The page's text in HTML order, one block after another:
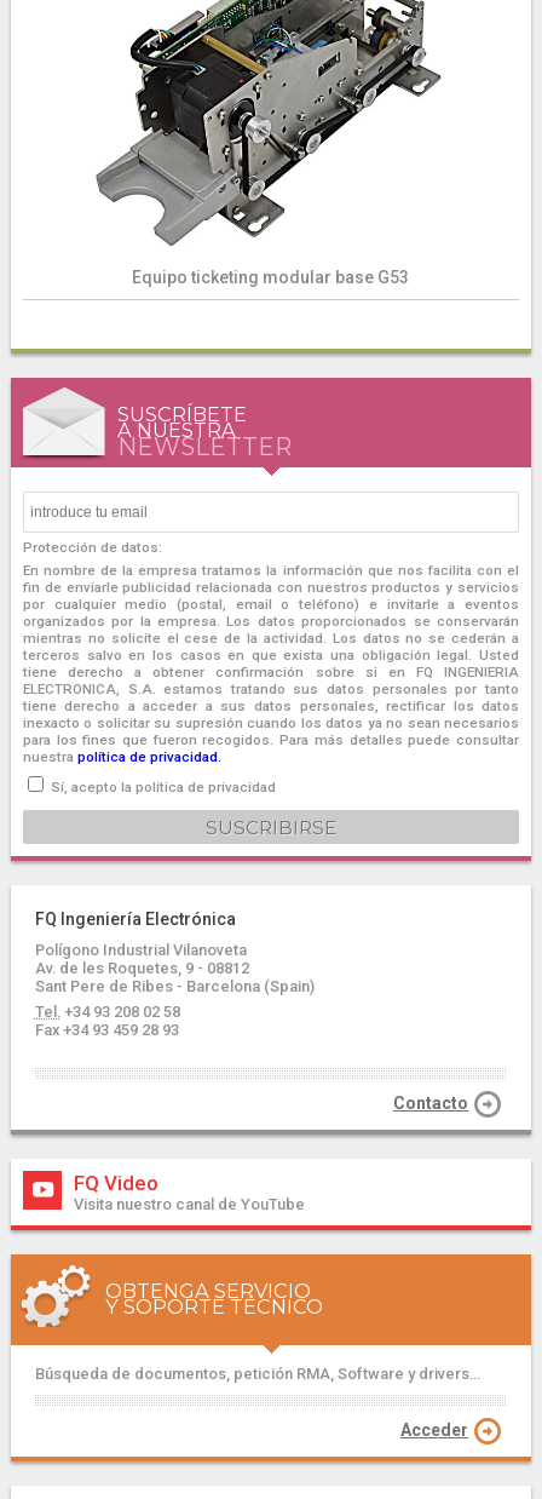
Equipo ticketing modular base G53
SUSCRÍBETE
A NUESTRA
NEWSLETTER
Protección de datos:
En nombre de la empresa tratamos la información que nos facilita con el
fin de enviarle publicidad relacionada con nuestros productos y servicios
por cualquier medio (postal, email o teléfono) e invitarle a eventos
organizados por la empresa. Los datos proporcionados se conservarán
mientras no solicite el cese de la actividad. Los datos no se cederán a
terceros salvo en los casos en que exista una obligación legal. Usted
tiene derecho a obtener confirmación sobre si en FQ INGENIERIA
ELECTRONICA, S.A. estamos tratando sus datos personales por tanto
tiene derecho a acceder a sus datos personales, rectificar los datos
inexacto o solicitar su supresión cuando los datos ya no sean necesarios
para los fines que fueron recogidos. Para más detalles puede consultar
nuestra política de privacidad.
Sí, acepto la política de privacidad
FQ Ingeniería Electrónica
Polígono Industrial Vilanoveta
Av. de les Roquetes, 9 - 08812
Sant Pere de Ribes - Barcelona (Spain)
Tel.+34 93 208 02 58
Fax +34 93 459 28 93
Contacto
FQ Video
Visita nuestro canal de YouTube
OBTENGA SERVICIO
Y SOPORTE TÉCNICO
Búsqueda de documentos, petición RMA, Software y drivers...
Acceder